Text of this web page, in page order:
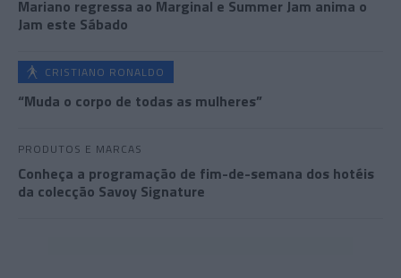
Mariano regressa ao Marginal e Summer Jam anima o
Jam este Sábado
CRISTIANO RONALDO
“Muda o corpo de todas as mulheres”
PRODUTOS E MARCAS
Conheça a programação de fim-de-semana dos hotéis
da colecção Savoy Signature